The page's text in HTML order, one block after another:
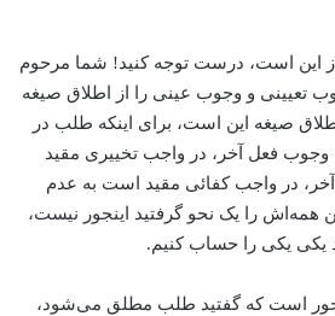
این است، درست توجه کنید! شما مرحوم
تعیینی و وجوب عینی را از اطلاق صیغه
صیغه این است، برای اینکه طلب در
فعل آخر، در واجب تخییری مقید
در واجب کفائی مقید است به عدم
همه‌اش را یک نحو گرفتید اینجور نیست،
یکی یکی را حساب کنیم.
است که گفتید طلب مطلق می‌شود،